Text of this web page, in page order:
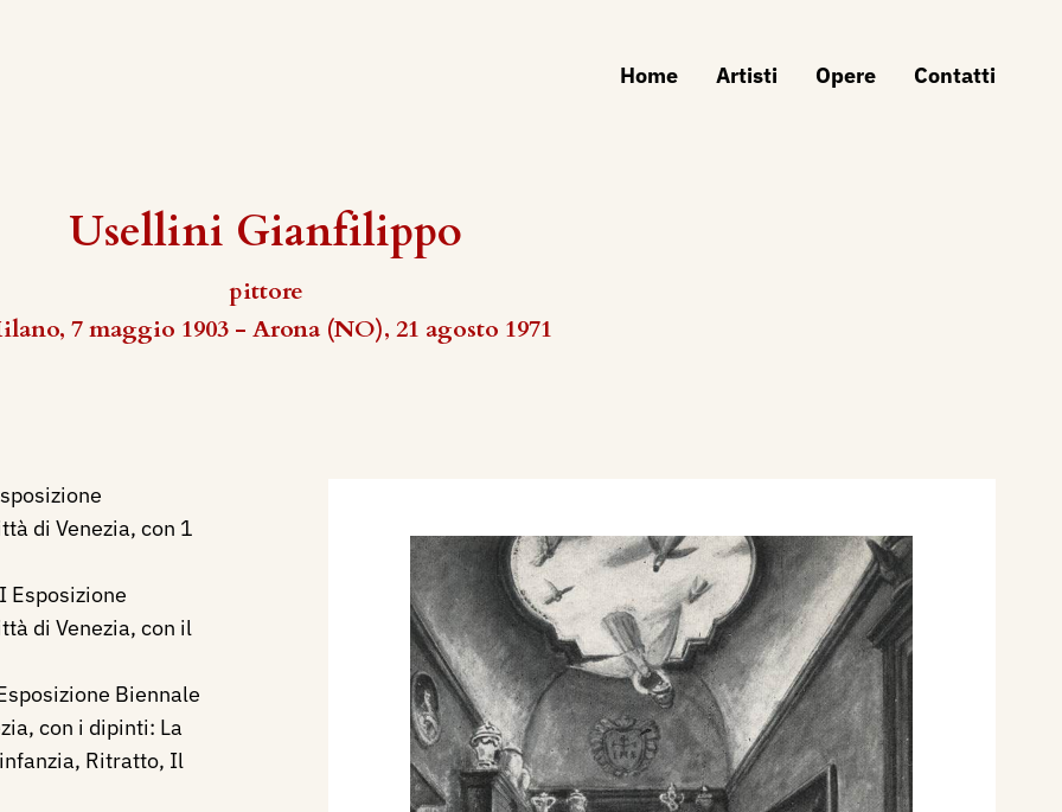
Home Artisti Opere Contatti
Usellini Gianfilippo
pittore
7 maggio 1903 - Arona (NO), 21 agosto 1971
di Venezia, con 1
Esposizione
di Venezia, con il
Biennale
con i dipinti: La
Ritratto, Il